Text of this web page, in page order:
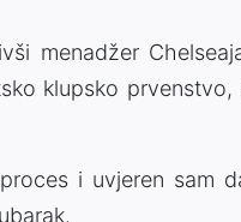
menadžer
klupsko
i uvjeren sam